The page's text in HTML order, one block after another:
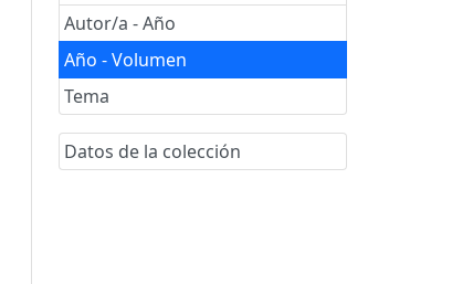
Autor/a - Año
Año - Volumen
Tema
Datos de la colección